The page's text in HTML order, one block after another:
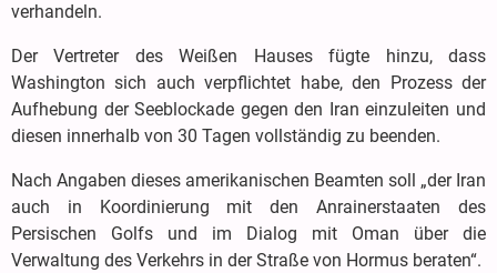
verhandeln.
Der Vertreter des Weißen Hauses fügte hinzu, dass
Washington sich auch verpflichtet habe, den Prozess der
Aufhebung der Seeblockade gegen den Iran einzuleiten und
diesen innerhalb von 30 Tagen vollständig zu beenden.
Nach Angaben dieses amerikanischen Beamten soll „der Iran
auch in Koordinierung mit den Anrainerstaaten des
Persischen Golfs und im Dialog mit Oman über die
Verwaltung des Verkehrs in der Straße von Hormus beraten“.